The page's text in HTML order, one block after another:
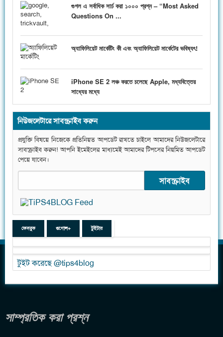
গুগল এ সর্বাধিক সার্চ করা ১০০০ প্রশ্ন – “Most Asked
Questions On ...
অ্যাফিলিয়েট মার্কেটিং কী এবং অ্যাফিলিয়েট মার্কেটের ভবিষ্যৎ!
iPhone SE 2 লঞ্চ করতে চলেছে Apple, মধ্যবিত্তের
সাধ্যের মধ্যে
নিউজলেটারে সাবস্ক্রাইব করুন
প্রযুক্তি বিষয়ে নিজেকে প্রতিনিয়ত আপডেট রাখতে চাইলে আমাদের নিউজলেটারে
সাবস্ক্রাইব করুন! আপনি ইমেইলের মাধ্যমেই আমাদের টিপসের নিয়মিত আপডেট
পেয়ে যাবেন।
ফেসবুক গুগোল+ টুইটার
টুইট করেছে @tips4blog
সাম্প্রতিক করা প্রশ্ন